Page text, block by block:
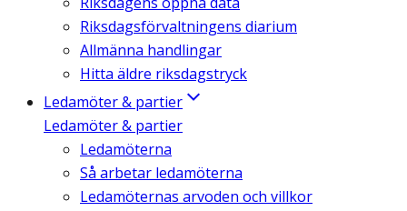
Riksdagsförvaltningens diarium
Allmänna handlingar
Hitta äldre riksdagstryck
Ledamöter & partier
Ledamöter & partier
Ledamöterna
Så arbetar ledamöterna
Ledamöternas arvoden och villkor